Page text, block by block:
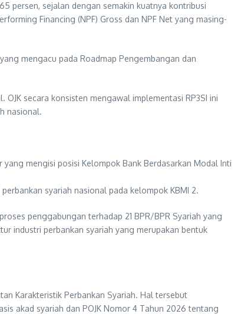
persen, sejalan dengan semakin kuatnya kontribusi
Financing (NPF) Gross dan NPF Net yang masing-
mengacu pada Roadmap Pengembangan dan
secara konsisten mengawal implementasi RP3SI ini
nasional.
mengisi posisi Kelompok Bank Berdasarkan Modal Inti
syariah nasional pada kelompok KBMI 2.
penggabungan terhadap 21 BPR/BPR Syariah yang
industri perbankan syariah yang merupakan bentuk
Karakteristik Perbankan Syariah. Hal tersebut
akad syariah dan POJK Nomor 4 Tahun 2026 tentang